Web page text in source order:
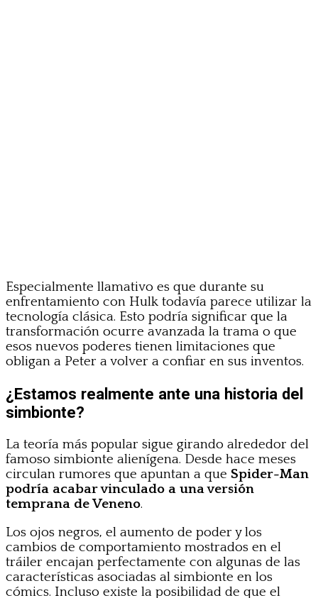
Especialmente llamativo es que durante su
enfrentamiento con Hulk todavía parece utilizar la
tecnología clásica. Esto podría significar que la
transformación ocurre avanzada la trama o que
esos nuevos poderes tienen limitaciones que
obligan a Peter a volver a confiar en sus inventos.
¿Estamos realmente ante una historia del
simbionte?
La teoría más popular sigue girando alrededor del
famoso simbionte alienígena. Desde hace meses
circulan rumores que apuntan a que Spider-Man
podría acabar vinculado a una versión
temprana de Veneno.
Los ojos negros, el aumento de poder y los
cambios de comportamiento mostrados en el
tráiler encajan perfectamente con algunas de las
características asociadas al simbionte en los
cómics. Incluso existe la posibilidad de que el